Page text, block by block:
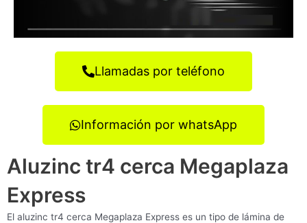
Llamadas por teléfono
Información por whatsApp
Aluzinc tr4 cerca Megaplaza
Express
El aluzinc tr4 cerca Megaplaza Express es un tipo de lámina de